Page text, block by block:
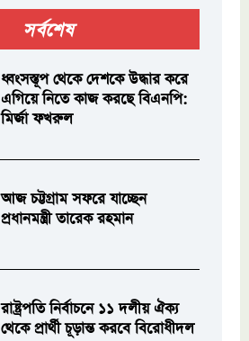
সর্বশেষ
ধ্বংসস্তূপ থেকে দেশকে উদ্ধার করে
এগিয়ে নিতে কাজ করছে বিএনপি:
মির্জা ফখরুল
আজ চট্টগ্রাম সফরে যাচ্ছেন
প্রধানমন্ত্রী তারেক রহমান
রাষ্ট্রপতি নির্বাচনে ১১ দলীয় ঐক্য
থেকে প্রার্থী চূড়ান্ত করবে বিরোধীদল